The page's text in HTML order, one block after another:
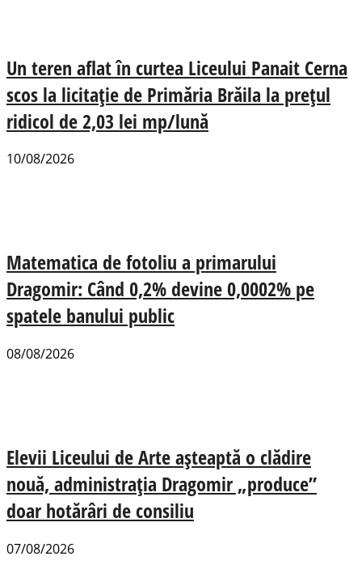
Un teren aflat în curtea Liceului Panait Cerna
scos la licitație de Primăria Brăila la prețul
ridicol de 2,03 lei mp/lună
10/08/2026
Matematica de fotoliu a primarului
Dragomir: Când 0,2% devine 0,0002% pe
spatele banului public
08/08/2026
Elevii Liceului de Arte așteaptă o clădire
nouă, administrația Dragomir „produce”
doar hotărâri de consiliu
07/08/2026